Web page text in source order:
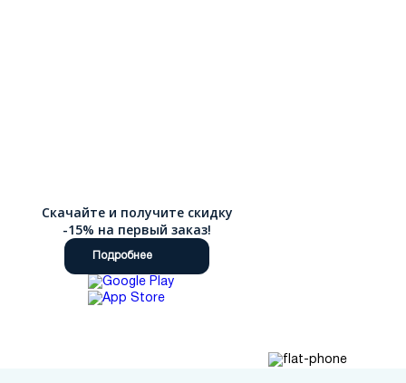
Скачайте и получите скидку
-15% на первый заказ!
Подробнее